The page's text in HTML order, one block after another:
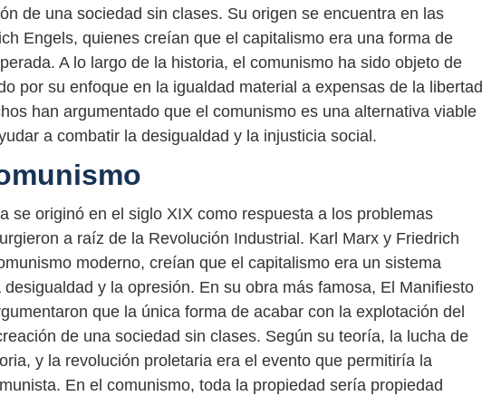
de una sociedad sin clases. Su origen se encuentra en las
Engels, quienes creían que el capitalismo era una forma de
A lo largo de la historia, el comunismo ha sido objeto de
por su enfoque en la igualdad material a expensas de la libertad
han argumentado que el comunismo es una alternativa viable
a combatir la desigualdad y la injusticia social.
se originó en el siglo XIX como respuesta a los problemas
a raíz de la Revolución Industrial. Karl Marx y Friedrich
moderno, creían que el capitalismo era un sistema
y la opresión. En su obra más famosa, El Manifiesto
que la única forma de acabar con la explotación del
de una sociedad sin clases. Según su teoría, la lucha de
y la revolución proletaria era el evento que permitiría la
En el comunismo, toda la propiedad sería propiedad